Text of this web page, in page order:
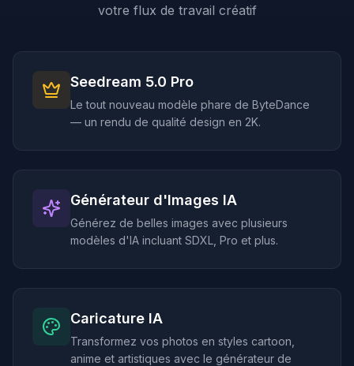
votre flux de travail créatif
Seedream 5.0 Pro
Le tout nouveau modèle phare de ByteDance
— un rendu de qualité design en 2K.
Générateur d'Images IA
Générez de belles images avec plusieurs
modèles d'IA incluant SDXL, Pro et plus.
Caricature IA
Transformez vos photos en styles cartoon,
anime et artistiques avec le générateur de